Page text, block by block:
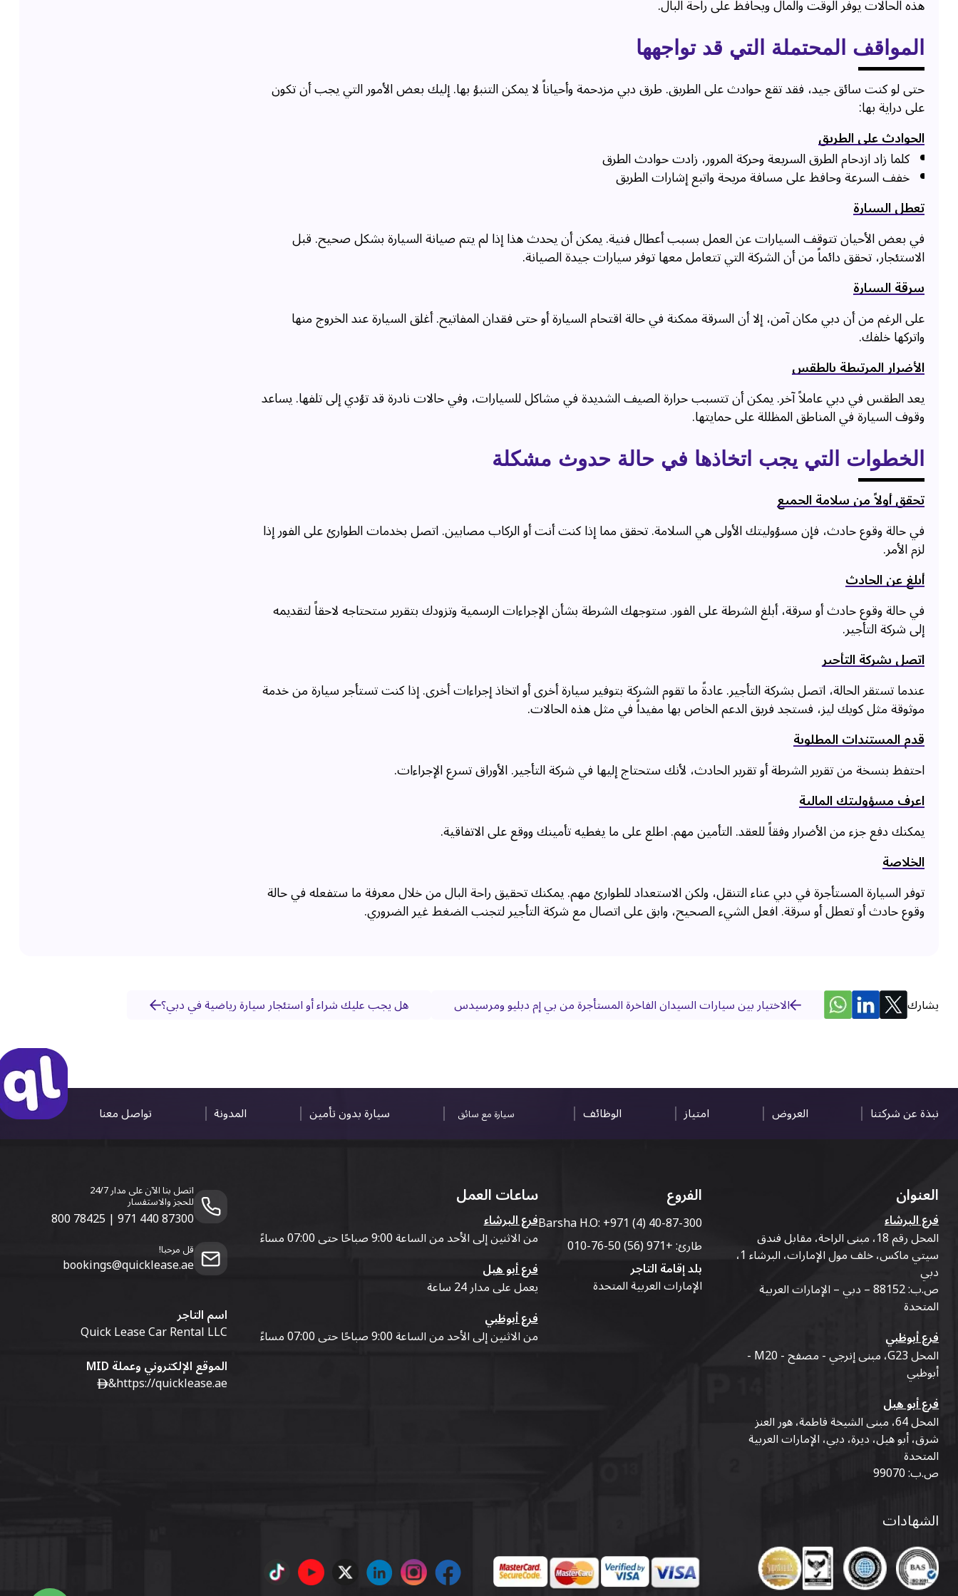
هذه الحالات يوفر الوقت والمال ويحافظ على راحة البال.
المواقف المحتملة التي قد تواجهها
حتى لو كنت سائق جيد، فقد تقع حوادث على الطريق. طرق دبي مزدحمة وأحياناً لا يمكن التنبؤ بها. إليك بعض الأمور التي يجب أن تكون
على دراية بها:
الحوادث على الطريق
كلما زاد ازدحام الطرق السريعة وحركة المرور، زادت حوادث الطرق
خفف السرعة وحافظ على مسافة مريحة واتبع إشارات الطريق
تعطل السيارة
في بعض الأحيان تتوقف السيارات عن العمل بسبب أعطال فنية. يمكن أن يحدث هذا إذا لم يتم صيانة السيارة بشكل صحيح. قبل
الاستئجار، تحقق دائماً من أن الشركة التي تتعامل معها توفر سيارات جيدة الصيانة.
سرقة السيارة
على الرغم من أن دبي مكان آمن، إلا أن السرقة ممكنة في حالة اقتحام السيارة أو حتى فقدان المفاتيح. أغلق السيارة عند الخروج منها
واتركها خلفك.
الأضرار المرتبطة بالطقس
يعد الطقس في دبي عاملاً آخر. يمكن أن تتسبب حرارة الصيف الشديدة في مشاكل للسيارات، وفي حالات نادرة قد تؤدي إلى تلفها. يساعد
وقوف السيارة في المناطق المظللة على حمايتها.
الخطوات التي يجب اتخاذها في حالة حدوث مشكلة
تحقق أولاً من سلامة الجميع
في حالة وقوع حادث، فإن مسؤوليتك الأولى هي السلامة. تحقق مما إذا كنت أنت أو الركاب مصابين. اتصل بخدمات الطوارئ على الفور إذا
لزم الأمر.
أبلغ عن الحادث
في حالة وقوع حادث أو سرقة، أبلغ الشرطة على الفور. ستوجهك الشرطة بشأن الإجراءات الرسمية وتزودك بتقرير ستحتاجه لاحقاً لتقديمه
إلى شركة التأجير.
اتصل بشركة التأجير
عندما تستقر الحالة، اتصل بشركة التأجير. عادةً ما تقوم الشركة بتوفير سيارة أخرى أو اتخاذ إجراءات أخرى. إذا كنت تستأجر سيارة من خدمة
موثوقة مثل كويك ليز، فستجد فريق الدعم الخاص بها مفيداً في مثل هذه الحالات.
قدم المستندات المطلوبة
احتفظ بنسخة من تقرير الشرطة أو تقرير الحادث، لأنك ستحتاج إليها في شركة التأجير. الأوراق تسرع الإجراءات.
اعرف مسؤوليتك المالية
يمكنك دفع جزء من الأضرار وفقاً للعقد. التأمين مهم. اطلع على ما يغطيه تأمينك ووقع على الاتفاقية.
الخلاصة
توفر السيارة المستأجرة في دبي عناء التنقل، ولكن الاستعداد للطوارئ مهم. يمكنك تحقيق راحة البال من خلال معرفة ما ستفعله في حالة
وقوع حادث أو تعطل أو سرقة. افعل الشيء الصحيح، وابق على اتصال مع شركة التأجير لتجنب الضغط غير الضروري.
يشارك الاختيار بين سيارات السيدان الفاخرة المستأجرة من بي إم دبليو ومرسيدس هل يجب عليك شراء أو استئجار سيارة رياضية في دبي؟
نبذة عن شركتنا العروض امتياز الوظائف سيارة مع سائق سيارة بدون تأمين المدونة تواصل معنا
العنوان
فرع البرشاء
المحل رقم 18، مبنى الراحة، مقابل فندق
سيتي ماكس، خلف مول الإمارات، البرشاء 1،
دبي
ص.ب: 88152 – دبي – الإمارات العربية
المتحدة
فرع أبوظبي
المحل G23، مبنى إنرجي - مصفح - M20 -
أبوظبي
فرع أبو هيل
المحل 64، مبنى الشيخة فاطمة، هور العنز
شرق، أبو هيل، ديرة، دبي، الإمارات العربية
المتحدة
ص.ب: 99070
الفروع
Barsha H.O:+971 (4) 40-87-300
طارئ:+971 (56) 50-76-010
بلد إقامة التاجر
الإمارات العربية المتحدة
ساعات العمل
فرع البرشاء
من الاثنين إلى الأحد من الساعة 9:00 صباحًا حتى 07:00 مساءً
فرع أبو هيل
يعمل على مدار 24 ساعة
فرع أبوظبي
من الاثنين إلى الأحد من الساعة 9:00 صباحًا حتى 07:00 مساءً
اتصل بنا الآن على مدار 24/7
للحجز والاستفسار
800 78425 | 971 440 87300
قل مرحبا!
bookings@quicklease.ae
اسم التاجر
Quick Lease Car Rental LLC
الموقع الإلكتروني وعملة MID
https://quicklease.ae
&
الشهادات